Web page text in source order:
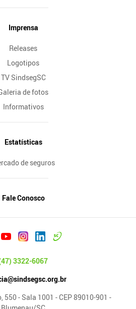
Imprensa
Releases
Logotipos
TV SindsegSC
de fotos
Informativos
Estatísticas
de seguros
Fale Conosco
3322-6067
550 - Sala 1001 - CEP 89010-901 -